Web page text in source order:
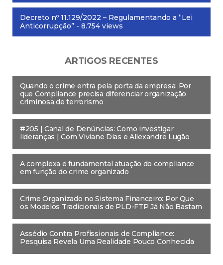
Decreto nº 11.129/2022 – Regulamentando a “Lei
Anticorrupção” - 8.754 views
ARTIGOS RECENTES
Quando o crime entra pela porta da empresa: Por
que Compliance precisa diferenciar organização
criminosa de terrorismo
#205 | Canal de Denúncias: Como investigar
lideranças | Com Viviane Dias e Allexandre Lugão
A complexa e fundamental atuação do compliance
em função do crime organizado
Crime Organizado no Sistema Financeiro: Por Que
os Modelos Tradicionais de PLD-FTP Já Não Bastam
Assédio Contra Profissionais de Compliance:
Pesquisa Revela Uma Realidade Pouco Conhecida